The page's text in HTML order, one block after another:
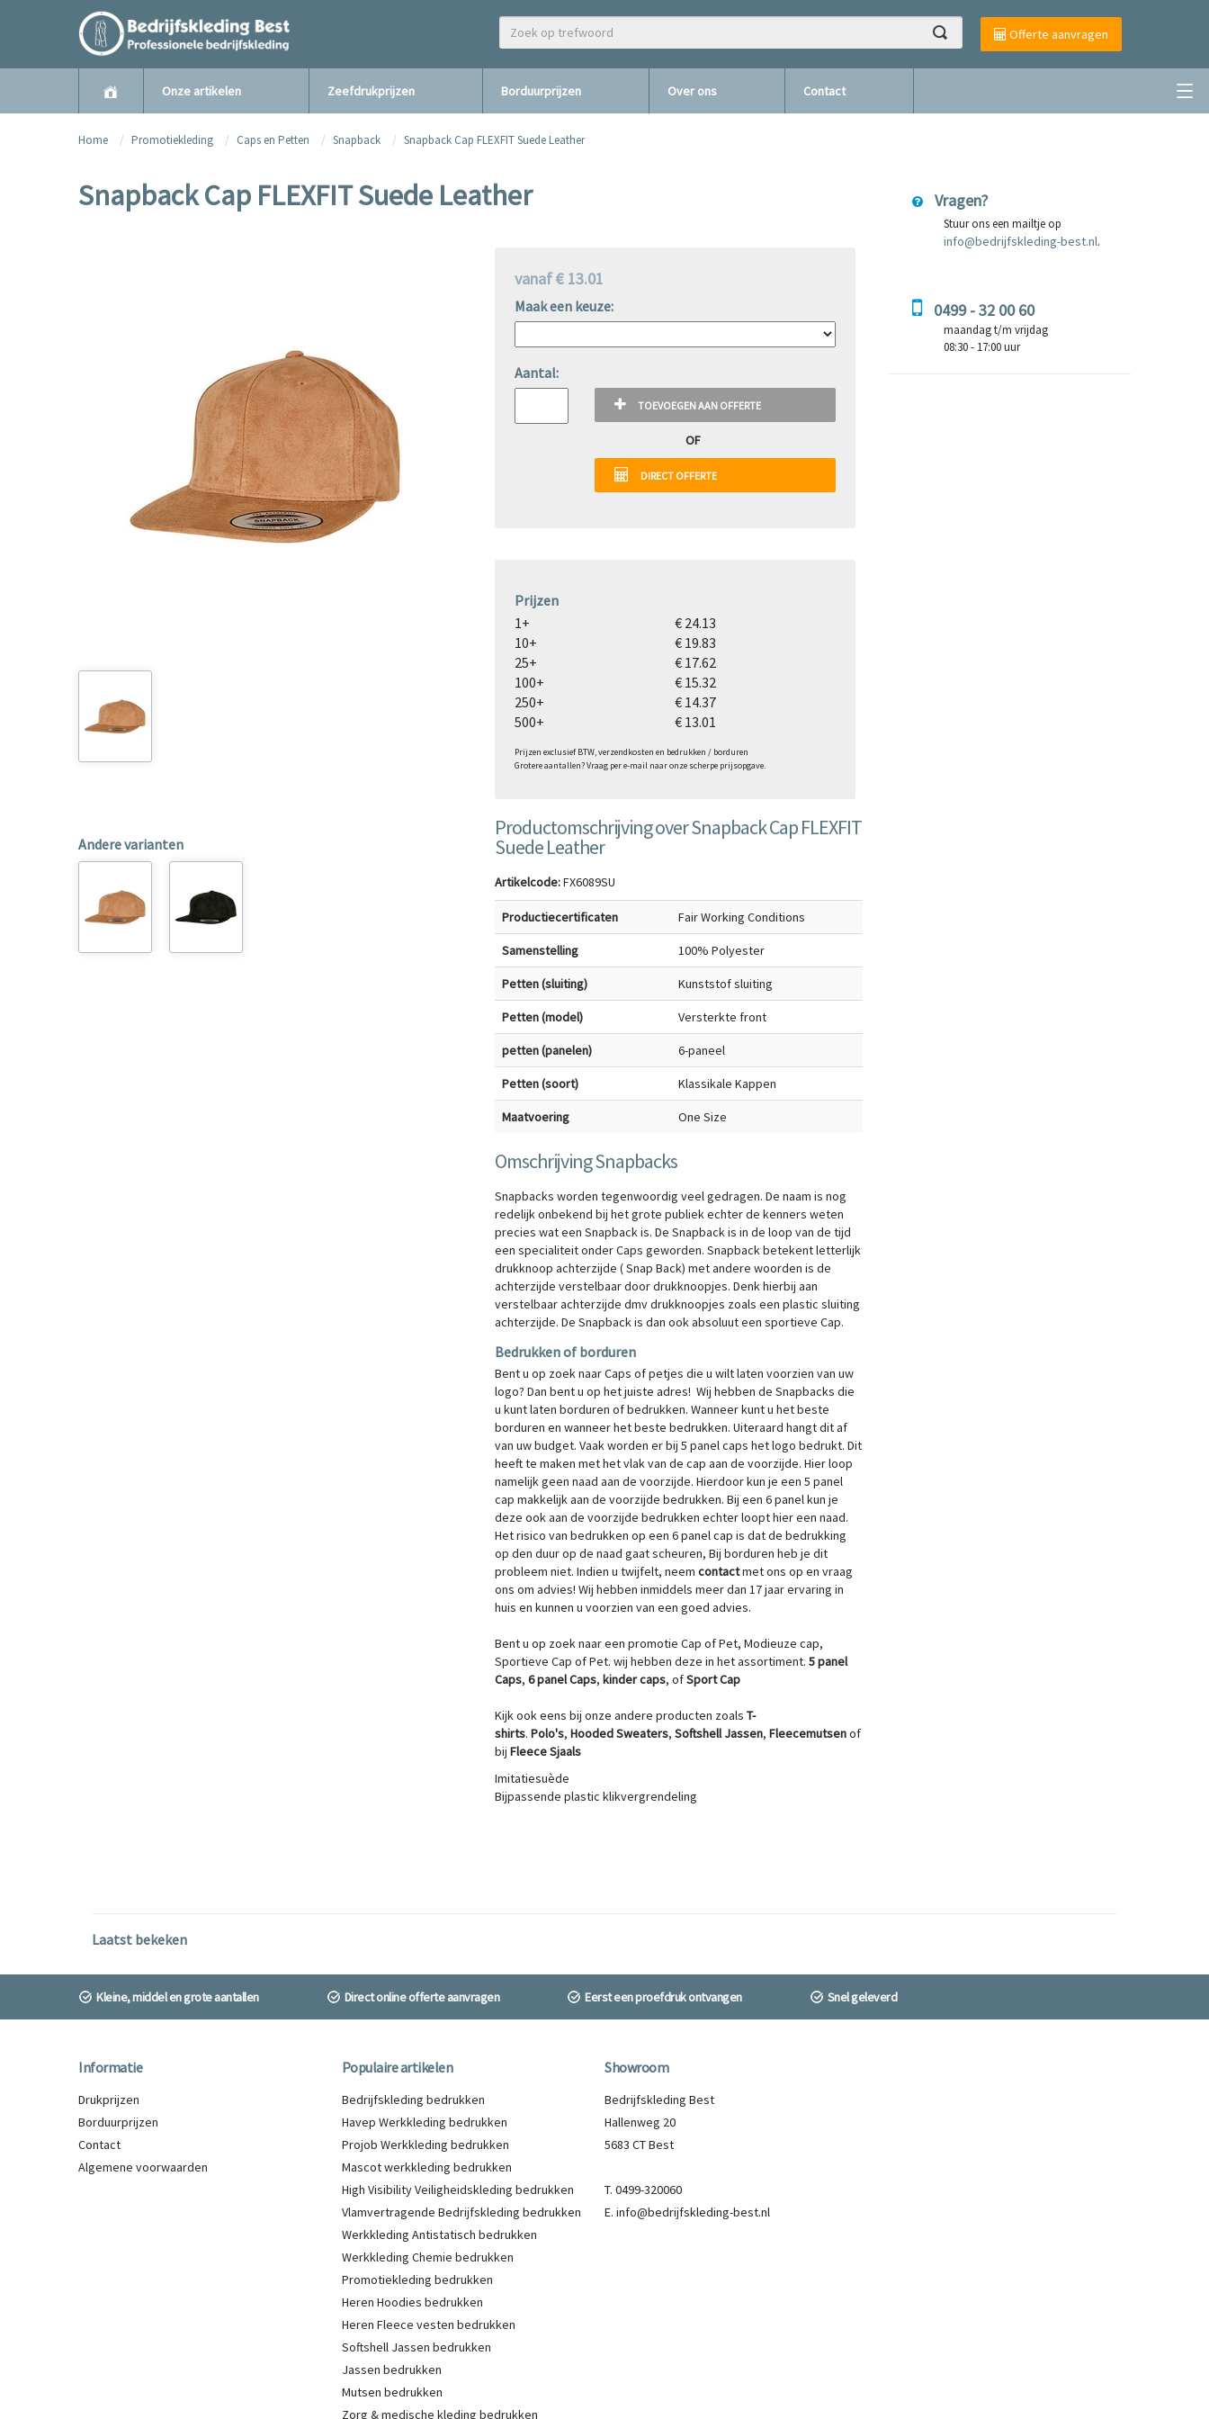
Offerte aanvragen
Onze artikelen Zeefdrukprijzen Borduurprijzen Over ons Contact
Home Promotiekleding Caps en Petten Snapback Snapback Cap FLEXFIT Suede Leather
Snapback Cap FLEXFIT Suede Leather
Andere varianten
vanaf € 13.01
Maak een keuze:
Aantal:
TOEVOEGEN AAN OFFERTE
OF
DIRECT OFFERTE
Prijzen
1+
€ 24.13
10+
€ 19.83
25+
€ 17.62
100+
€ 15.32
250+
€ 14.37
500+
€ 13.01
Prijzen exclusief BTW, verzendkosten en bedrukken / borduren
Grotere aantallen? Vraag per e-mail naar onze scherpe prijsopgave.
Productomschrijving over Snapback Cap FLEXFIT
Suede Leather
Artikelcode:FX6089SU
Productiecertificaten Fair Working Conditions
Samenstelling 100% Polyester
Petten (sluiting) Kunststof sluiting
Petten (model) Versterkte front
petten (panelen) 6-paneel
Petten (soort) Klassikale Kappen
Maatvoering One Size
Omschrijving Snapbacks
Snapbacks worden tegenwoordig veel gedragen. De naam is nog
redelijk onbekend bij het grote publiek echter de kenners weten
precies wat een Snapback is. De Snapback is in de loop van de tijd
een specialiteit onder Caps geworden. Snapback betekent letterlijk
drukknoop achterzijde ( Snap Back) met andere woorden is de
achterzijde verstelbaar door drukknoopjes. Denk hierbij aan
verstelbaar achterzijde dmv drukknoopjes zoals een plastic sluiting
achterzijde. De Snapback is dan ook absoluut een sportieve Cap.
Bedrukken of borduren
Bent u op zoek naar Caps of petjes die u wilt laten voorzien van uw
logo? Dan bent u op het juiste adres! Wij hebben de Snapbacks die
u kunt laten borduren of bedrukken. Wanneer kunt u het beste
borduren en wanneer het beste bedrukken. Uiteraard hangt dit af
van uw budget. Vaak worden er bij 5 panel caps het logo bedrukt. Dit
heeft te maken met het vlak van de cap aan de voorzijde. Hier loop
namelijk geen naad aan de voorzijde. Hierdoor kun je een 5 panel
cap makkelijk aan de voorzijde bedrukken. Bij een 6 panel kun je
deze ook aan de voorzijde bedrukken echter loopt hier een naad.
Het risico van bedrukken op een 6 panel cap is dat de bedrukking
op den duur op de naad gaat scheuren, Bij borduren heb je dit
probleem niet. Indien u twijfelt, neemcontactmet ons op en vraag
ons om advies! Wij hebben inmiddels meer dan 17 jaar ervaring in
huis en kunnen u voorzien van een goed advies.
Bent u op zoek naar een promotie Cap of Pet, Modieuze cap,
Sportieve Cap of Pet. wij hebben deze in het assortiment.5 panel
Caps,6 panel Caps,kinder caps, ofSport Cap
Kijk ook eens bij onze andere producten zoalsT-
shirts.Polo's,Hooded Sweaters,Softshell Jassen,Fleecemutsenof
bijFleece Sjaals
Imitatiesuède
Bijpassende plastic klikvergrendeling
Vragen?
Stuur ons een mailtje op
info@bedrijfskleding-best.nl.
0499 - 32 00 60
maandag t/m vrijdag
08:30 - 17:00 uur
Laatst bekeken
Kleine, middel en grote aantallen Direct online offerte aanvragen Eerst een proefdruk ontvangen Snel geleverd
Informatie
Drukprijzen
Borduurprijzen
Contact
Algemene voorwaarden
Populaire artikelen
Bedrijfskleding bedrukken
Havep Werkkleding bedrukken
Projob Werkkleding bedrukken
Mascot werkkleding bedrukken
High Visibility Veiligheidskleding bedrukken
Vlamvertragende Bedrijfskleding bedrukken
Werkkleding Antistatisch bedrukken
Werkkleding Chemie bedrukken
Promotiekleding bedrukken
Heren Hoodies bedrukken
Heren Fleece vesten bedrukken
Softshell Jassen bedrukken
Jassen bedrukken
Mutsen bedrukken
Zorg & medische kleding bedrukken
Showroom
Bedrijfskleding Best
Hallenweg 20
5683 CT Best
T. 0499-320060
E. info@bedrijfskleding-best.nl